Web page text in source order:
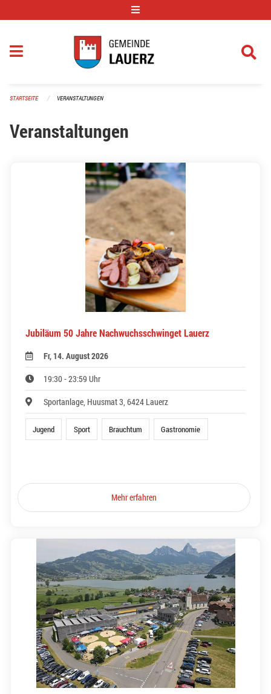
STARTSEITE VERANSTALTUNGEN
Veranstaltungen
Jubiläum 50 Jahre Nachwuchsschwinget Lauerz
Fr, 14. August 2026
19:30 - 23:59 Uhr
Sportanlage, Huusmat 3, 6424 Lauerz
Jugend Sport Brauchtum Gastronomie
Mehr erfahren